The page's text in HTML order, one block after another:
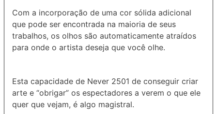
Com a incorporação de uma cor sólida adicional
que pode ser encontrada na maioria de seus
trabalhos, os olhos são automaticamente atraídos
para onde o artista deseja que você olhe.
Esta capacidade de Never 2501 de conseguir criar
arte e “obrigar” os espectadores a verem o que ele
quer que vejam, é algo magistral.